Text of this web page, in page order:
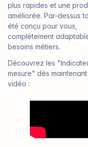
plus rapides et une
améliorée. Par-dessus
été conçu pour vous,
complètement
besoins métiers.
Découvrez les
mesure" dès
vidéo :